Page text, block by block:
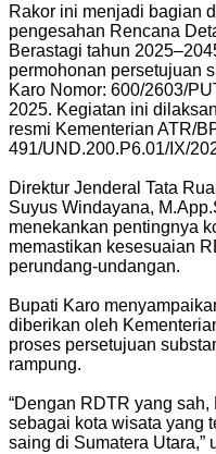
Rakor ini menjadi bagian
pengesahan Rencana
Berastagi tahun
permohonan persetujuan
Karo Nomor: 600/2603/
2025. Kegiatan ini
resmi Kementerian ATR/
491/UND.200.P6.01/IX/
Direktur Jenderal Tata
Suyus Windayana,
menekankan pentingnya
memastikan kesesuaian
perundang-undangan.
Bupati Karo
diberikan oleh
proses persetujuan
rampung.
“Dengan RDTR yang
sebagai kota wisata yang
saing di Sumatera Utara,”